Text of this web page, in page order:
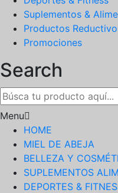
Suplementos &
Productos
Promociones
Search
Menu
HOME
MIEL DE ABEJA
BELLEZA Y
SUPLEMENTOS
DEPORTES &